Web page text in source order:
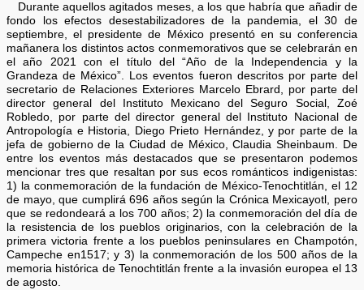
Durante aquellos agitados meses, a los que habría que añadir de
fondo los efectos desestabilizadores de la pandemia, el 30 de
septiembre, el presidente de México presentó en su conferencia
mañanera los distintos actos conmemorativos que se celebrarán en
el año 2021 con el título del “Año de la Independencia y la
Grandeza de México”. Los eventos fueron descritos por parte del
secretario de Relaciones Exteriores Marcelo Ebrard, por parte del
director general del Instituto Mexicano del Seguro Social, Zoé
Robledo, por parte del director general del Instituto Nacional de
Antropología e Historia, Diego Prieto Hernández, y por parte de la
jefa de gobierno de la Ciudad de México, Claudia Sheinbaum. De
entre los eventos más destacados que se presentaron podemos
mencionar tres que resaltan por sus ecos románticos indigenistas:
1) la conmemoración de la fundación de México-Tenochtitlán, el 12
de mayo, que cumplirá 696 años según la Crónica Mexicayotl, pero
que se redondeará a los 700 años; 2) la conmemoración del día de
la resistencia de los pueblos originarios, con la celebración de la
primera victoria frente a los pueblos peninsulares en Champotón,
Campeche en1517; y 3) la conmemoración de los 500 años de la
memoria histórica de Tenochtitlán frente a la invasión europea el 13
de agosto.